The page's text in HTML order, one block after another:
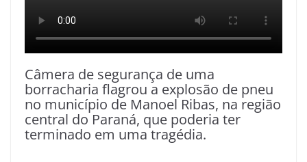
Câmera de segurança de uma
borracharia flagrou a explosão de pneu
no município de Manoel Ribas, na região
central do Paraná, que poderia ter
terminado em uma tragédia.